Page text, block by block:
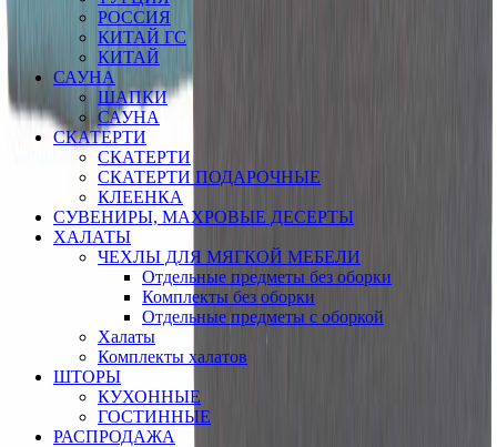
РОССИЯ
КИТАЙ ГС
КИТАЙ
САУНА
ШАПКИ
САУНА
СКАТЕРТИ
СКАТЕРТИ
СКАТЕРТИ ПОДАРОЧНЫЕ
КЛЕЕНКА
СУВЕНИРЫ, МАХРОВЫЕ ДЕСЕРТЫ
ХАЛАТЫ
ЧЕХЛЫ ДЛЯ МЯГКОЙ МЕБЕЛИ
Отдельные предметы без оборки
Комплекты без оборки
Отдельные предметы с оборкой
Халаты
Комплекты халатов
ШТОРЫ
КУХОННЫЕ
ГОСТИННЫЕ
РАСПРОДАЖА